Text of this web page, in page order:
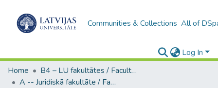
Communities & Collections All of
Log In
Home
B4 – LU fakultātes / Faculties of the UL
A -- Juridiskā fakultāte / Faculty of Law